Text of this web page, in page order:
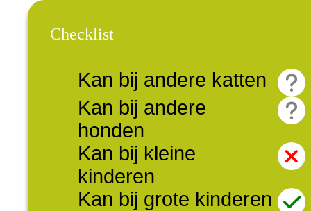
Checklist
Kan bij andere katten
Kan bij andere
honden
Kan bij kleine
kinderen
Kan bij grote kinderen